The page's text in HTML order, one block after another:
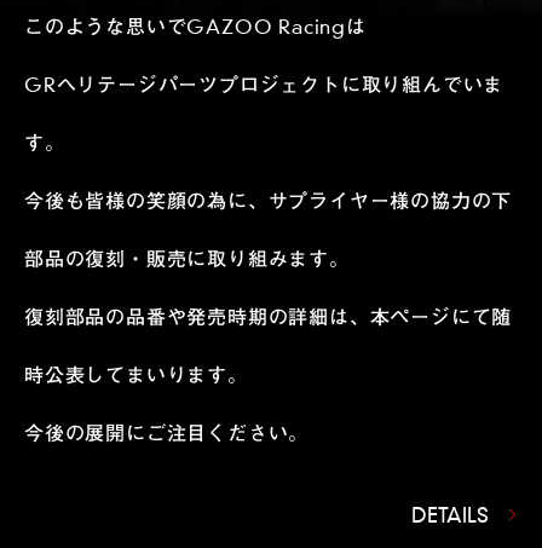
このような思いでGAZOO Racingは
GRヘリテージパーツプロジェクトに取り組んでいま
す。
今後も皆様の笑顔の為に、サプライヤー様の協力の下
部品の復刻・販売に取り組みます。
復刻部品の品番や発売時期の詳細は、本ページにて随
時公表してまいります。
今後の展開にご注目ください。
DETAILS